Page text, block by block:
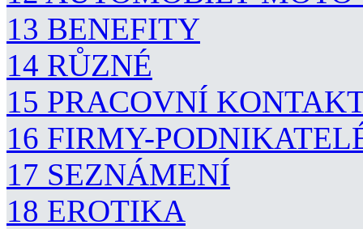
13 BENEFITY
14 RŮZNÉ
15 PRACOVNÍ
16 FIRMY-
17 SEZNÁMENÍ
18 EROTIKA